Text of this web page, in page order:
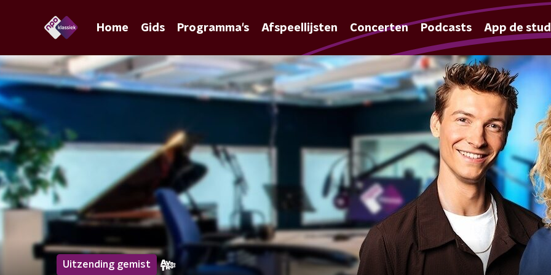
Home Gids Programma's Afspeellijsten Concerten Podcasts App de
Uitzending gemist